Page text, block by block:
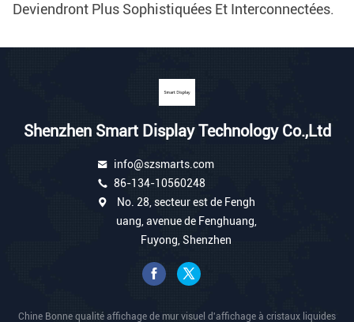
Deviendront Plus Sophistiquées Et Interconnectées.
Shenzhen Smart Display Technology Co.,Ltd
info@szsmarts.com
86-134-10560248
No. 28, secteur est de Fengh
uang, avenue de Fenghuang,
Fuyong, Shenzhen
Chine Bonne qualité affichage de mur visuel d'affichage à cristaux liquides